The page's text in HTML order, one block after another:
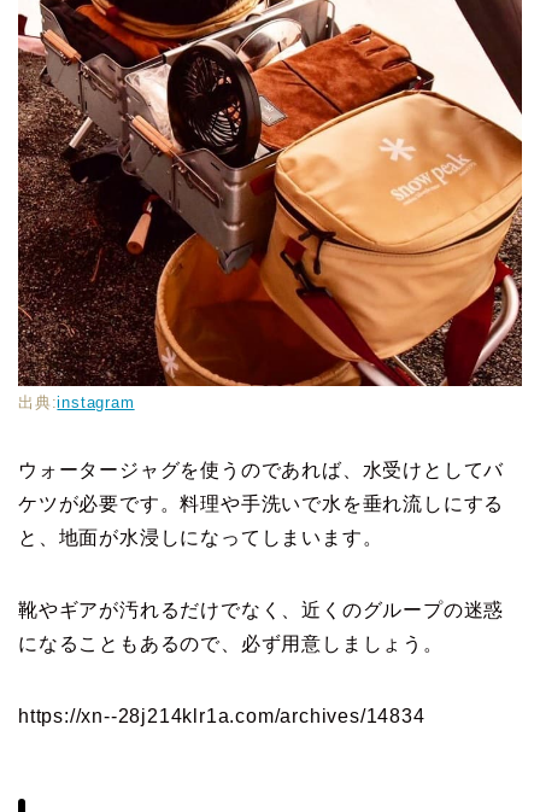
出典:instagram
ウォータージャグを使うのであれば、水受けとしてバ
ケツが必要です。料理や手洗いで水を垂れ流しにする
と、地面が水浸しになってしまいます。
靴やギアが汚れるだけでなく、近くのグループの迷惑
になることもあるので、必ず用意しましょう。
https://xn--28j214klr1a.com/archives/14834